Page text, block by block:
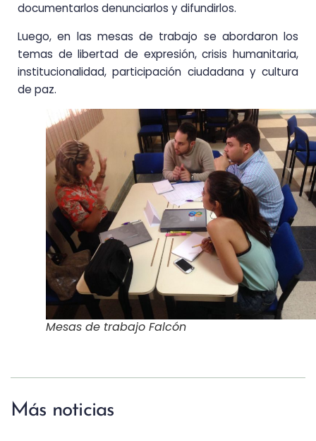
documentarlos denunciarlos y difundirlos.
Luego, en las mesas de trabajo se abordaron los
temas de libertad de expresión, crisis humanitaria,
institucionalidad, participación ciudadana y cultura
de paz.
Mesas de trabajo Falcón
Más noticias